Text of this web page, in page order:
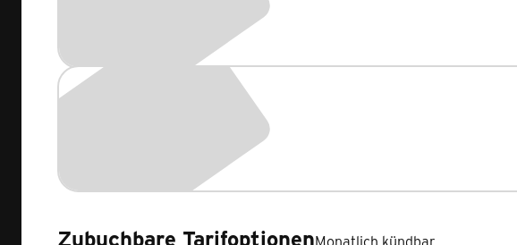
Zubuchbare Tarifoptionen